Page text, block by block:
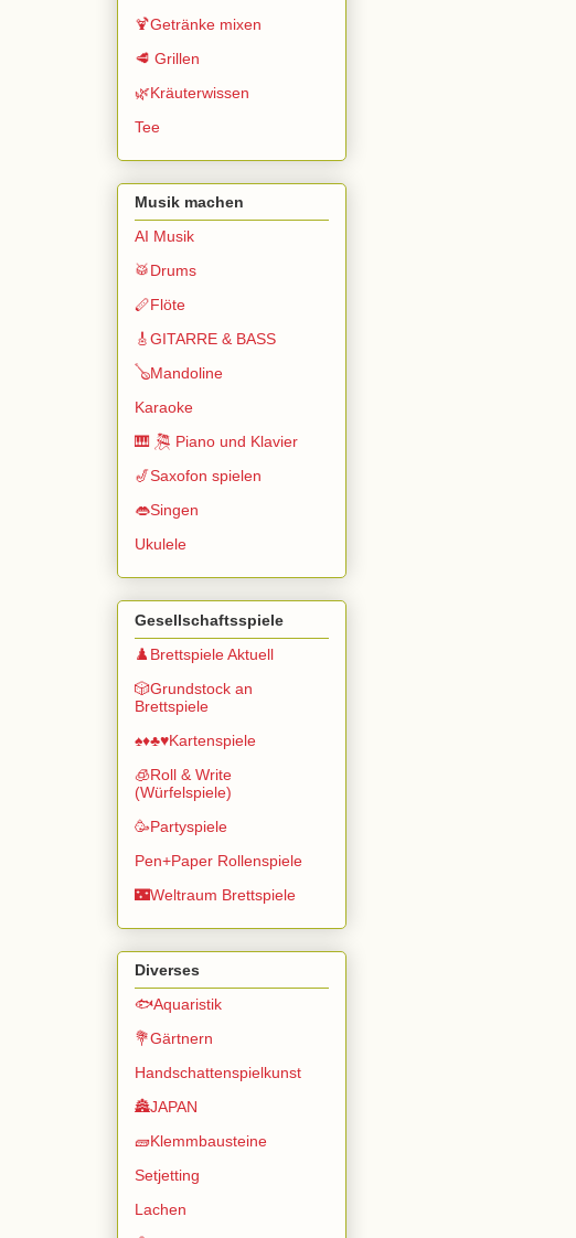
🍹Getränke mixen
🥩 Grillen
🌿Kräuterwissen
Tee
Musik machen
AI Musik
🥁Drums
🪈Flöte
🎸GITARRE & BASS
🪕Mandoline
Karaoke
🎹 🎘 Piano und Klavier
🎷Saxofon spielen
👄Singen
Ukulele
Gesellschaftsspiele
♟️Brettspiele Aktuell
🎲Grundstock an
Brettspiele
♠️♦️♣️♥️Kartenspiele
🧊Roll & Write
(Würfelspiele)
🥳Partyspiele
Pen+Paper Rollenspiele
🌃Weltraum Brettspiele
Diverses
🐟Aquaristik
💐Gärtnern
Handschattenspielkunst
🏯JAPAN
🧱Klemmbausteine
Setjetting
Lachen